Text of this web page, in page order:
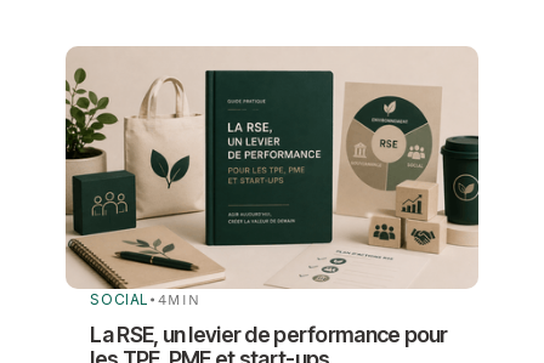
SOCIAL • 4MIN
La RSE, un levier de performance pour